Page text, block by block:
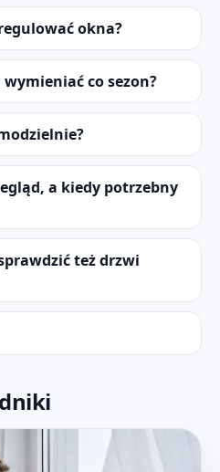
okna?
co sezon?
a kiedy potrzebny
też drzwi